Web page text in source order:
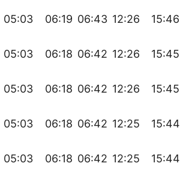
05:03 06:19 06:43 12:26 15:46
05:03 06:18 06:42 12:26 15:45
05:03 06:18 06:42 12:26 15:45
05:03 06:18 06:42 12:25 15:44
05:03 06:18 06:42 12:25 15:44